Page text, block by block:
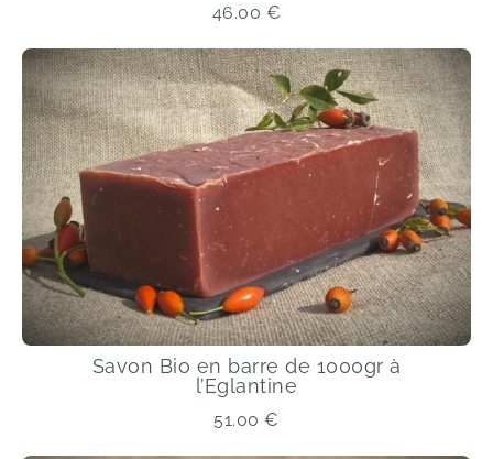
46.00 €
Savon Bio en barre de 1000gr à
l’Eglantine
51.00€